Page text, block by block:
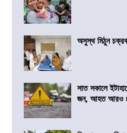
অসুস্থ মিঠুন
সাত সকালে
জন, আহত আরও